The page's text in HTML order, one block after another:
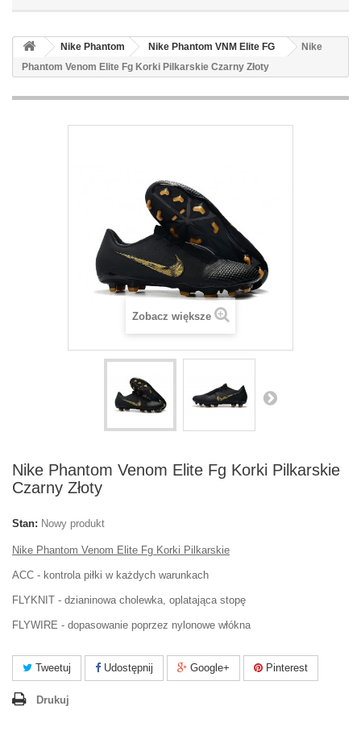
Nike Phantom Nike Phantom VNM Elite FG
Nike
Phantom Venom Elite Fg Korki Pilkarskie Czarny Złoty
Zobacz większe
Nike Phantom Venom Elite Fg Korki Pilkarskie
Czarny Złoty
Stan: Nowy produkt
Nike Phantom Venom Elite Fg Korki Pilkarskie
ACC - kontrola piłki w każdych warunkach
FLYKNIT - dzianinowa cholewka, oplatająca stopę
FLYWIRE - dopasowanie poprzez nylonowe włókna
Tweetuj Udostępnij Google+ Pinterest
Drukuj